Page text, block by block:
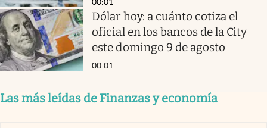
Dólar hoy: a cuánto cotiza el
oficial en los bancos de la City
este domingo 9 de agosto
00:01
Las más leídas de Finanzas y economía